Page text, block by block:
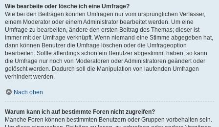
Wie bearbeite oder lösche ich eine Umfrage?
Wie bei den Beiträgen können Umfragen nur vom ursprünglichen Verfasser,
einem Moderator oder einem Administrator bearbeitet werden. Um eine
Umfrage zu bearbeiten, ändere den ersten Beitrag des Themas; dieser ist
immer mit der Umfrage verknüpft. Wenn niemand eine Stimme abgegeben hat,
dann können Benutzer die Umfrage löschen oder die Umfrageoption
bearbeiten. Sollte allerdings schon ein Benutzer abgestimmt haben, so kann
die Umfrage nur noch von Moderatoren oder Administratoren geändert oder
gelöscht werden. Dadurch soll die Manipulation von laufenden Umfragen
verhindert werden.
Nach oben
Warum kann ich auf bestimmte Foren nicht zugreifen?
Manche Foren können bestimmten Benutzern oder Gruppen vorbehalten sein.